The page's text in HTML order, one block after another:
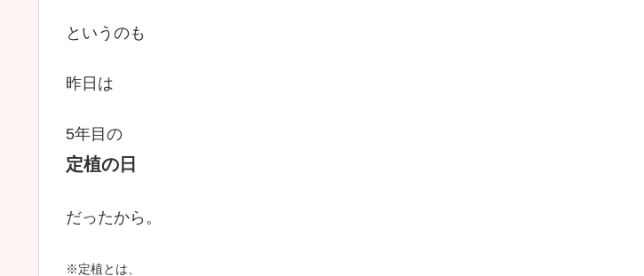
というのも
昨日は
5年目の
定植の日
だったから。
※定植とは、